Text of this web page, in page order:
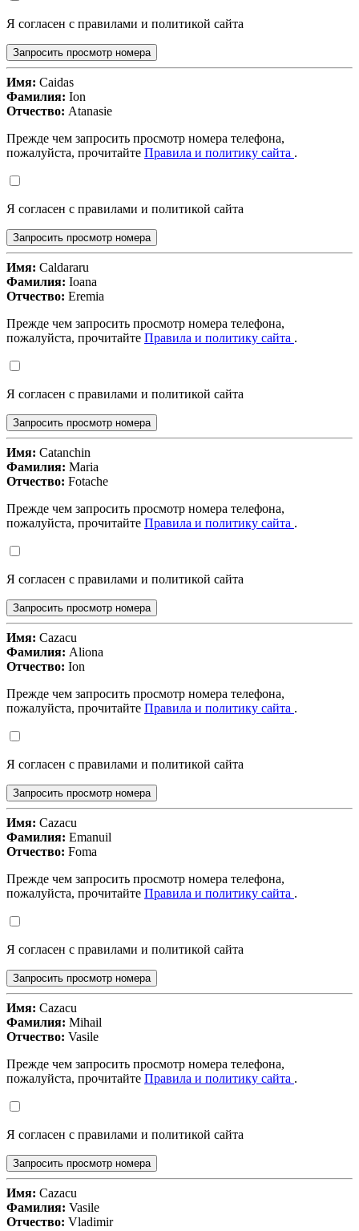
Я согласен с правилами и политикой сайта
Запросить просмотр номера
Имя: Caidas
Фамилия: Ion
Отчество: Atanasie
Прежде чем запросить просмотр номера телефона,
пожалуйста, прочитайте Правила и политику сайта .
Я согласен с правилами и политикой сайта
Запросить просмотр номера
Имя: Caldararu
Фамилия: Ioana
Отчество: Eremia
Прежде чем запросить просмотр номера телефона,
пожалуйста, прочитайте Правила и политику сайта .
Я согласен с правилами и политикой сайта
Запросить просмотр номера
Имя: Catanchin
Фамилия: Maria
Отчество: Fotache
Прежде чем запросить просмотр номера телефона,
пожалуйста, прочитайте Правила и политику сайта .
Я согласен с правилами и политикой сайта
Запросить просмотр номера
Имя: Cazacu
Фамилия: Aliona
Отчество: Ion
Прежде чем запросить просмотр номера телефона,
пожалуйста, прочитайте Правила и политику сайта .
Я согласен с правилами и политикой сайта
Запросить просмотр номера
Имя: Cazacu
Фамилия: Emanuil
Отчество: Foma
Прежде чем запросить просмотр номера телефона,
пожалуйста, прочитайте Правила и политику сайта .
Я согласен с правилами и политикой сайта
Запросить просмотр номера
Имя: Cazacu
Фамилия: Mihail
Отчество: Vasile
Прежде чем запросить просмотр номера телефона,
пожалуйста, прочитайте Правила и политику сайта .
Я согласен с правилами и политикой сайта
Запросить просмотр номера
Имя: Cazacu
Фамилия: Vasile
Отчество: Vladimir